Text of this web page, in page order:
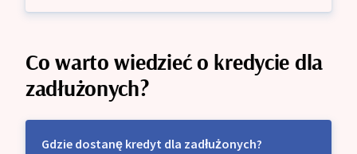
Co warto wiedzieć o kredycie dla
zadłużonych?
Gdzie dostanę kredyt dla zadłużonych?